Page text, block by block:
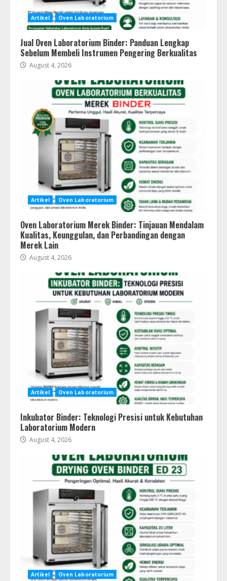
Artikel Oven Laboratorium
Jual Oven Laboratorium Binder: Panduan Lengkap
Sebelum Membeli Instrumen Pengering Berkualitas
August 4, 2026
Artikel Oven Laboratorium
Oven Laboratorium Merek Binder: Tinjauan Mendalam
Kualitas, Keunggulan, dan Perbandingan dengan
Merek Lain
August 4, 2026
Artikel Oven Laboratorium
Inkubator Binder: Teknologi Presisi untuk Kebutuhan
Laboratorium Modern
August 4, 2026
Artikel Oven Laboratorium